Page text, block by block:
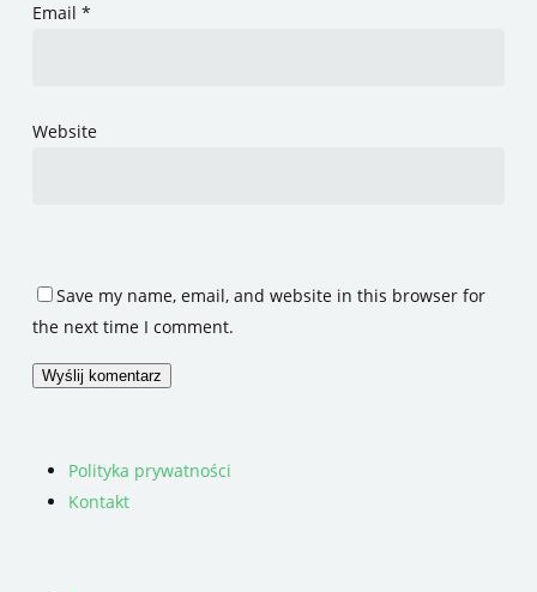
Email *
Website
Save my name, email, and website in this browser for
the next time I comment.
Polityka prywatności
Kontakt